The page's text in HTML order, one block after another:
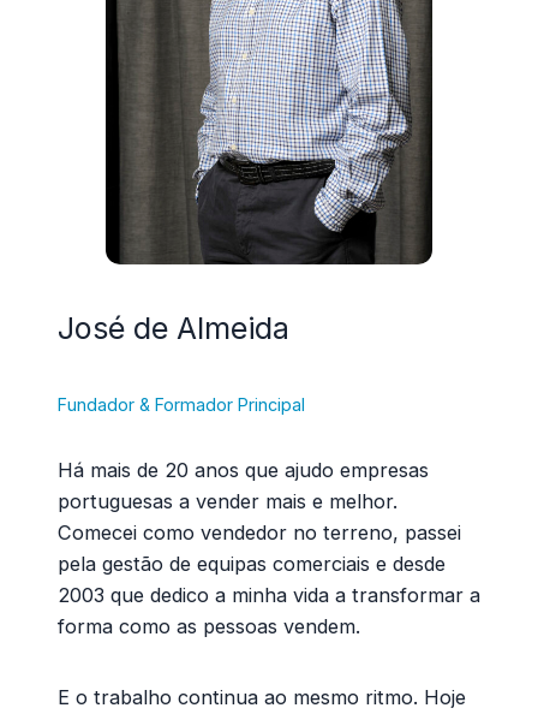
José de Almeida
Fundador & Formador Principal
Há mais de 20 anos que ajudo empresas
portuguesas a vender mais e melhor.
Comecei como vendedor no terreno, passei
pela gestão de equipas comerciais e desde
2003 que dedico a minha vida a transformar a
forma como as pessoas vendem.
E o trabalho continua ao mesmo ritmo. Hoje